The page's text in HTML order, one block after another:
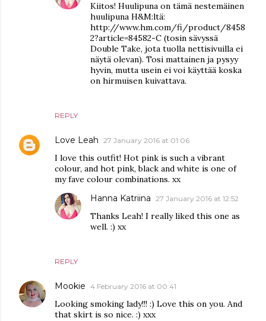
REPLY
Kiitos! Huulipuna on tämä nestemäinen
huulipuna H&M:ltä:
http://www.hm.com/fi/product/8458
2?article=84582-C (tosin sävyssä
Double Take, jota tuolla nettisivuilla ei
näytä olevan). Tosi mattainen ja pysyy
hyvin, mutta usein ei voi käyttää koska
on hirmuisen kuivattava.
Love Leah 27 January 2016 at 01:06
I love this outfit! Hot pink is such a vibrant
colour, and hot pink, black and white is one of
my fave colour combinations. xx
REPLY
Hanna Katriina 27 January 2016 at 12:52
Thanks Leah! I really liked this one as
well. :) xx
Mookie 4 February 2016 at 00:41
Looking smoking lady!!! :) Love this on you. And
that skirt is so nice. :) xxx